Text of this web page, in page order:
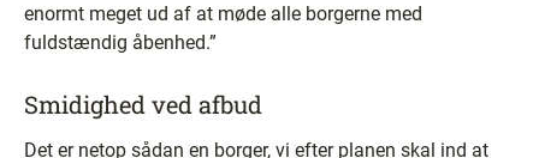
enormt meget ud af at møde alle borgerne med
fuldstændig åbenhed.”
Smidighed ved afbud
Det er netop sådan en borger, vi efter planen skal ind at